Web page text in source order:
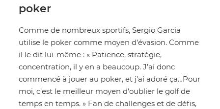
poker
Comme de nombreux sportifs, Sergio Garcia
utilise le poker comme moyen d’évasion. Comme
il le dit lui-même : « Patience, stratégie,
concentration, il y en a beaucoup. J’ai donc
commencé à jouer au poker, et j’ai adoré ça…Pour
moi, c’est le meilleur moyen d’oublier le golf de
temps en temps. » Fan de challenges et de défis,